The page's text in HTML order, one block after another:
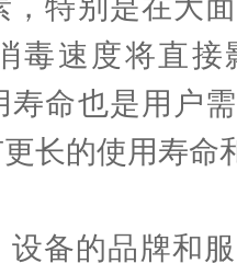
，特别是在大
毒速度将直接
寿命也是用户
长的使用寿命
的品牌和服